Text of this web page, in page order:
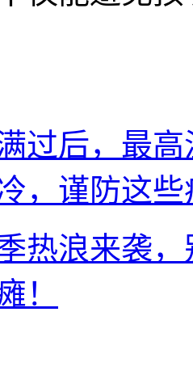
过后，最
，谨防这
热浪来袭
！